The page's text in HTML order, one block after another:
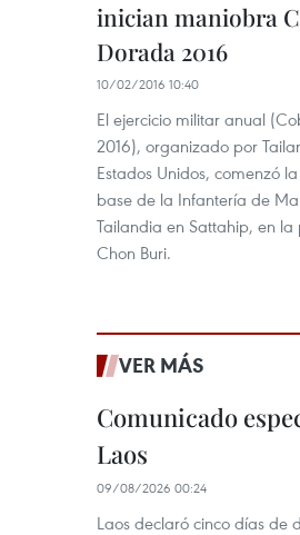
inician maniobra
Dorada 2016
10/02/2016 10:40
El ejercicio militar anual
2016), organizado por
Estados Unidos, comenzó
base de la Infantería de
Tailandia en Sattahip, en la
Chon Buri.
VER MÁS
Comunicado
Laos
09/08/2026 00:24
Laos declaró cinco días de